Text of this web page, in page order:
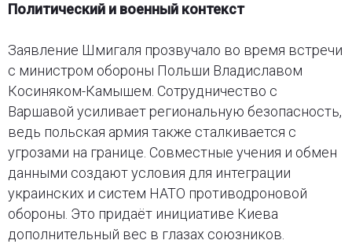
Политический и военный контекст
Заявление Шмигаля прозвучало во время встречи
с министром обороны Польши Владиславом
Косиняком-Камышем. Сотрудничество с
Варшавой усиливает региональную безопасность,
ведь польская армия также сталкивается с
угрозами на границе. Совместные учения и обмен
данными создают условия для интеграции
украинских и систем НАТО противодроновой
обороны. Это придаёт инициативе Киева
дополнительный вес в глазах союзников.